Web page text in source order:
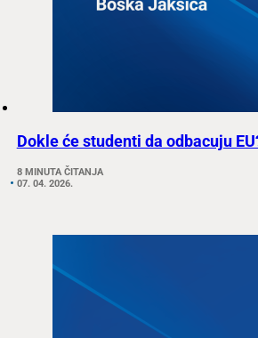
Dokle će studenti da odbacuju
8 MINUTA ČITANJA
07. 04. 2026.